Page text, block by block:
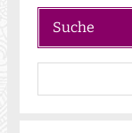
Suche
u